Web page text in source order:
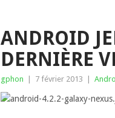
ANDROID
DERNIÈRE
gphon 7 février 2013